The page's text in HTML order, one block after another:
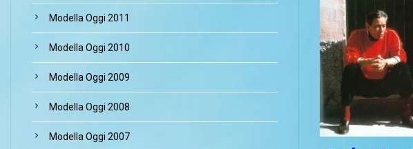
Modella Oggi 2011
Modella Oggi 2010
Modella Oggi 2009
Modella Oggi 2008
Modella Oggi 2007